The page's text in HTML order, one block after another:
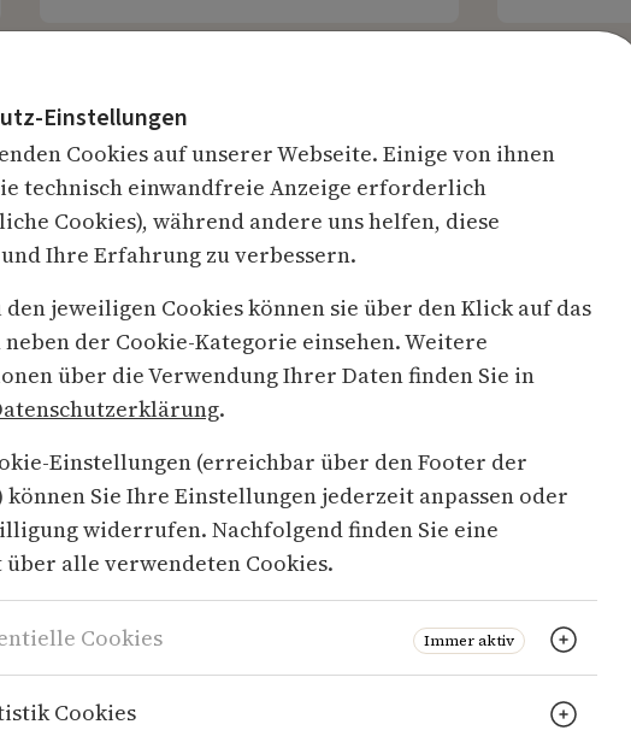
Gesundheitspolitik
TRANSPARENZ
Wir arbeiten nachvollziehbar im
aktuellen FSA-Kodex
Einstellungen
Cookies auf unserer Webseite. Einige von ihnen
technisch einwandfreie Anzeige erforderlich
Cookies), während andere uns helfen, diese
Ihre Erfahrung zu verbessern.
den jeweiligen Cookies können sie über den Klick auf das
neben der Cookie-Kategorie einsehen. Weitere
über die Verwendung Ihrer Daten finden Sie in
.
Einstellungen (erreichbar über den Footer der
können Sie Ihre Einstellungen jederzeit anpassen oder
widerrufen. Nachfolgend finden Sie eine
alle verwendeten Cookies.
Cookies Immer aktiv
Cookies